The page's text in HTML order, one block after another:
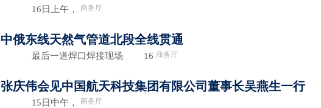
16日上午， 商务厅
中俄东线天然气管道北段全线贯通
最后一道焊口焊接现场 16 商务厅
张庆伟会见中国航天科技集团有限公司董事长吴燕生一行
15日中午， 商务厅